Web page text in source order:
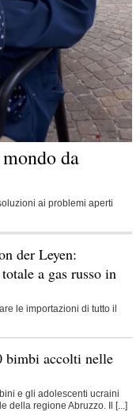
da
ai problemi aperti
der Leyen:
a gas russo in
le importazioni di tutto il
bimbi accolti nelle
e gli adolescenti ucraini
della regione Abruzzo. Il [...]